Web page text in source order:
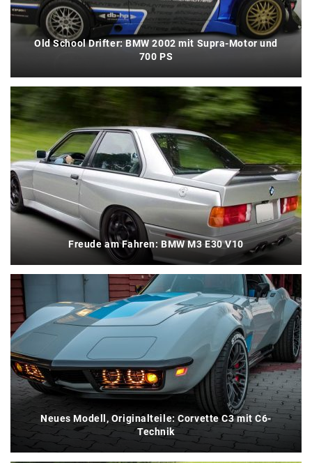
Old School Drifter: BMW 2002 mit Supra-Motor und
700 PS
Freude am Fahren: BMW M3 E30 V10
Neues Modell, Originalteile: Corvette C3 mit C6-
Technik